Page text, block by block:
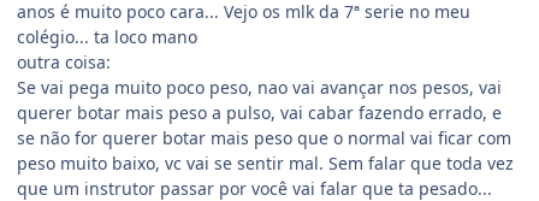
anos é muito poco cara... Vejo os mlk da 7ª serie no meu
colégio... ta loco mano
outra coisa:
Se vai pega muito poco peso, nao vai avançar nos pesos, vai
querer botar mais peso a pulso, vai cabar fazendo errado, e
se não for querer botar mais peso que o normal vai ficar com
peso muito baixo, vc vai se sentir mal. Sem falar que toda vez
que um instrutor passar por você vai falar que ta pesado...